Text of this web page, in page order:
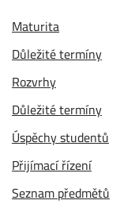
Maturita
Důležité termíny
Rozvrhy
Důležité termíny
Úspěchy studentů
Přijímací řízení
Seznam předmětů